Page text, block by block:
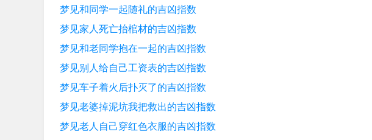
梦见和同学一起随礼的吉凶指数
梦见家人死亡抬棺材的吉凶指数
梦见和老同学抱在一起的吉凶指数
梦见别人给自己工资表的吉凶指数
梦见车子着火后扑灭了的吉凶指数
梦见老婆掉泥坑我把救出的吉凶指数
梦见老人自己穿红色衣服的吉凶指数